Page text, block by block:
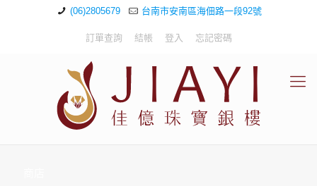
(06)2805679 台南市安南區海佃路一段92號
訂單查詢 結帳 登入 忘記密碼